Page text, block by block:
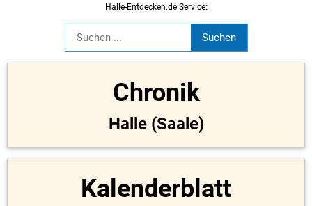
Halle-Entdecken.de Service:
Chronik
Halle (Saale)
Kalenderblatt